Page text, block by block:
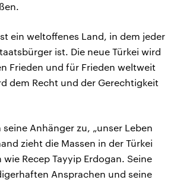
ein weltoffenes Land, in dem jeder
ist. Die neue Türkei wird
Frieden und für Frieden weltweit
dem Recht und der Gerechtigkeit
Anhänger zu, „unser Leben
zieht die Massen in der Türkei
wie Recep Tayyip Erdogan. Seine
Ansprachen und seine